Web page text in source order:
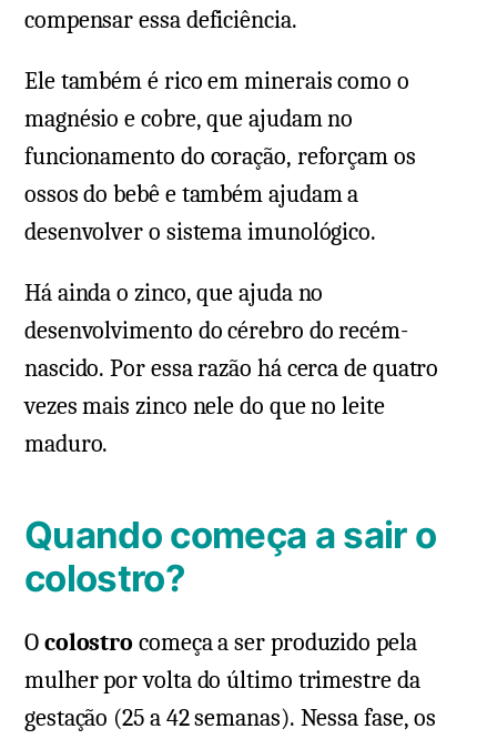
compensar essa deficiência.
Ele também é rico em minerais como o
magnésio e cobre, que ajudam no
funcionamento do coração, reforçam os
ossos do bebê e também ajudam a
desenvolver o sistema imunológico.
Há ainda o zinco, que ajuda no
desenvolvimento do cérebro do recém-
nascido. Por essa razão há cerca de quatro
vezes mais zinco nele do que no leite
maduro.
Quando começa a sair o
colostro?
Ocolostro começa a ser produzido pela
mulher por volta do último trimestre da
gestação (25 a 42 semanas). Nessa fase, os